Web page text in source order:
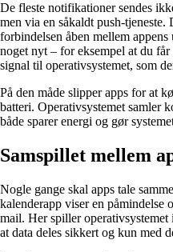
De fleste notifikationer sendes
men via en såkaldt push-tjeneste.
forbindelsen åben mellem
noget nyt – for eksempel at du får
signal til operativsystemet, som
På den måde slipper apps for at
batteri. Operativsystemet samler
både sparer energi og gør
Samspillet mellem
Nogle gange skal apps tale
kalenderapp viser en påmindelse
mail. Her spiller
at data deles sikkert og kun med